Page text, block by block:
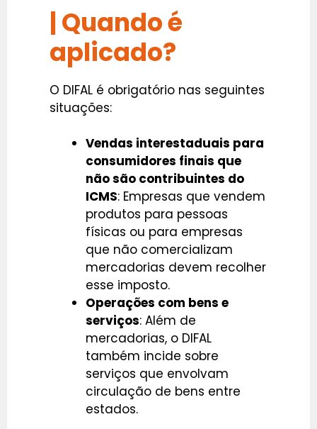
| Quando é
aplicado?
O DIFAL é obrigatório nas seguintes
situações:
Vendas interestaduais para
consumidores finais que
não são contribuintes do
ICMS: Empresas que vendem
produtos para pessoas
físicas ou para empresas
que não comercializam
mercadorias devem recolher
esse imposto.
Operações com bens e
serviços: Além de
mercadorias, o DIFAL
também incide sobre
serviços que envolvam
circulação de bens entre
estados.